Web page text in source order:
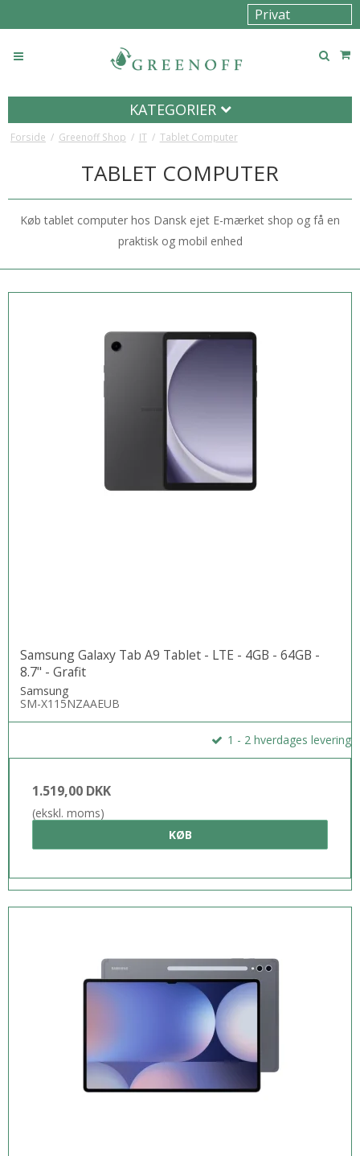
KATEGORIER
Forside / Greenoff Shop / IT / Tablet Computer
TABLET COMPUTER
Køb tablet computer hos Dansk ejet E-mærket shop og få en
praktisk og mobil enhed
Samsung Galaxy Tab A9 Tablet - LTE - 4GB - 64GB -
8.7" - Grafit
Samsung
SM-X115NZAAEUB
1 - 2 hverdages levering
1.519,00 DKK
(ekskl. moms)
KØB